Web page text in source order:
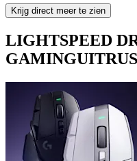
Krijg direct meer te zien
LIGHTSPEED